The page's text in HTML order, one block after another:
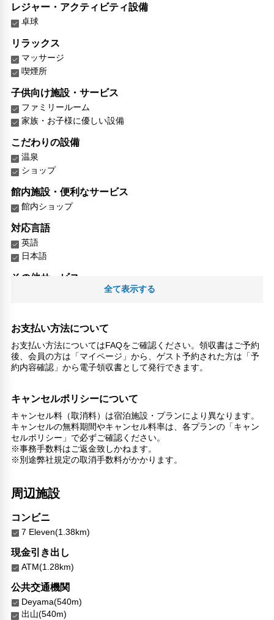
レジャー・アクティビティ設備
卓球
リラックス
マッサージ
喫煙所
子供向け施設・サービス
ファミリールーム
家族・お子様に優しい設備
こだわりの設備
温泉
ショップ
館内施設・便利なサービス
館内ショップ
対応言語
英語
日本語
その他サービス
全て表示する
お支払い方法について
お支払い方法についてはFAQをご確認ください。領収書はご予約
後、会員の方は「マイページ」から、ゲスト予約された方は「予
約内容確認」から電子領収書として発行できます。
キャンセルポリシーについて
キャンセル料（取消料）は宿泊施設・プランにより異なります。
キャンセルの無料期間やキャンセル料率は、各プランの「キャン
セルポリシー」で必ずご確認ください。
※事務手数料はご返金致しかねます。
※別途弊社規定の取消手数料がかかります。
周辺施設
コンビニ
7 Eleven(1.38km)
現金引き出し
ATM(1.28km)
公共交通機関
Deyama(540m)
出山(540m)